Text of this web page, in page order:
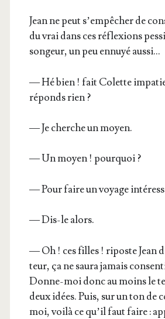
Jean ne peut s’empêcher de
du vrai dans ces réflexions
son­geur, un peu ennuyé aussi…
— Hé bien ! fait Colette
réponds rien ?
— Je cherche un moyen.
— Un moyen ! pourquoi ?
— Pour faire un voyage
— Dis-le alors.
— Oh ! ces filles ! riposte Jean
teur, ça ne sau­ra jamais
Donne-moi donc au moins le
deux idées. Puis, sur un ton de
moi, voi­là ce qu’il faut faire :